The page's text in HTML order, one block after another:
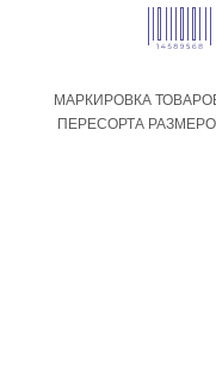
МАРКИРОВКА
ПЕРЕСОРТА